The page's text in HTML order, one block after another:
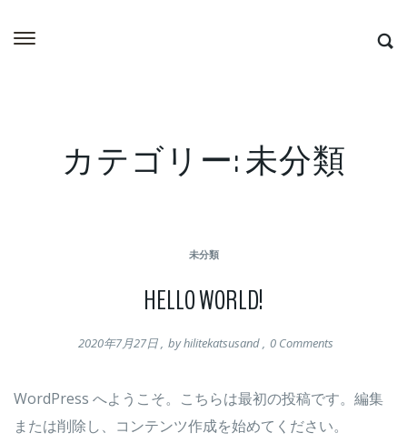
カテゴリー:未分類
未分類
HELLO WORLD!
2020年7月27日, byhilitekatsusand, 0 Comments
WordPress へようこそ。こちらは最初の投稿です。編集
または削除し、コンテンツ作成を始めてください。